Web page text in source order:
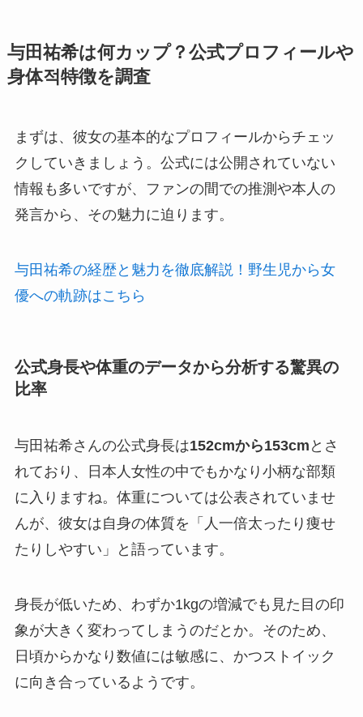
与田祐希は何カップ？公式プロフィールや
身体적特徴を調査
まずは、彼女の基本的なプロフィールからチェッ
クしていきましょう。公式には公開されていない
情報も多いですが、ファンの間での推測や本人の
発言から、その魅力に迫ります。
与田祐希の経歴と魅力を徹底解説！野生児から女
優への軌跡はこちら
公式身長や体重のデータから分析する驚異の
比率
与田祐希さんの公式身長は152cmから153cm とさ
れており、日本人女性の中でもかなり小柄な部類
に入りますね。体重については公表されていませ
んが、彼女は自身の体質を「人一倍太ったり痩せ
たりしやすい」と語っています。
身長が低いため、わずか1kgの増減でも見た目の印
象が大きく変わってしまうのだとか。そのため、
日頃からかなり数値には敏感に、かつストイック
に向き合っているようです。